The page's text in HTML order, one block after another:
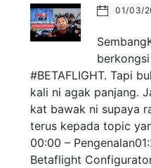
01/03/
#BETAFLIGHT. Tapi
kali ni agak panjang.
kat bawak ni supaya
terus kepada topic
00:00 –
Betaflight